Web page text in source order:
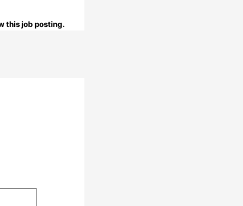
this job posting.